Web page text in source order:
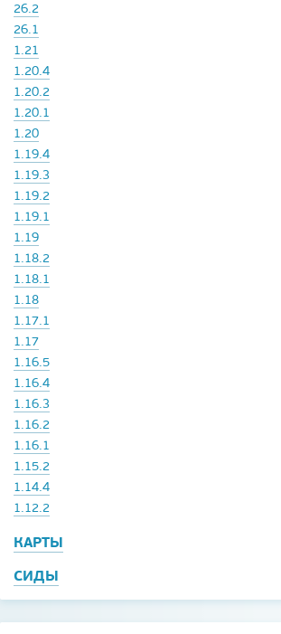
26.2
26.1
1.21
1.20.4
1.20.2
1.20.1
1.20
1.19.4
1.19.3
1.19.2
1.19.1
1.19
1.18.2
1.18.1
1.18
1.17.1
1.17
1.16.5
1.16.4
1.16.3
1.16.2
1.16.1
1.15.2
1.14.4
1.12.2
КАРТЫ
СИДЫ